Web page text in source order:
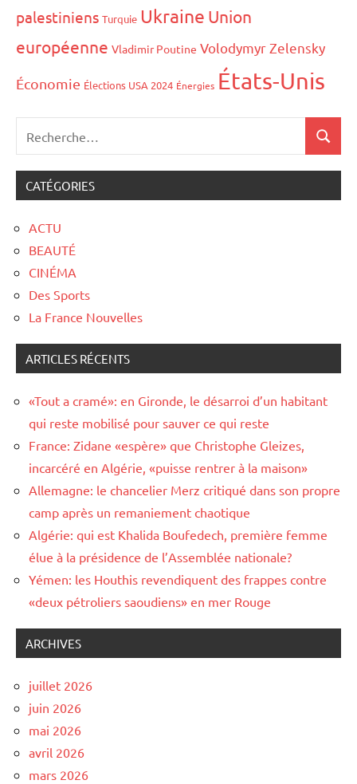
palestiniens Turquie Ukraine Union
européenne Vladimir Poutine Volodymyr Zelensky
Économie Élections USA 2024 Énergies États-Unis
CATÉGORIES
ACTU
BEAUTÉ
CINÉMA
Des Sports
La France Nouvelles
ARTICLES RÉCENTS
«Tout a cramé»: en Gironde, le désarroi d’un habitant
qui reste mobilisé pour sauver ce qui reste
France: Zidane «espère» que Christophe Gleizes,
incarcéré en Algérie, «puisse rentrer à la maison»
Allemagne: le chancelier Merz critiqué dans son propre
camp après un remaniement chaotique
Algérie: qui est Khalida Boufedech, première femme
élue à la présidence de l’Assemblée nationale?
Yémen: les Houthis revendiquent des frappes contre
«deux pétroliers saoudiens» en mer Rouge
ARCHIVES
juillet 2026
juin 2026
mai 2026
avril 2026
mars 2026